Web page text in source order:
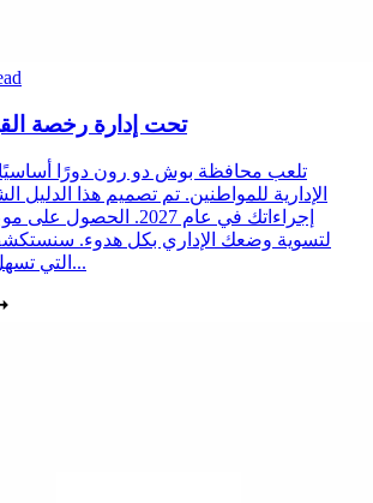
تحت إدارة رخصة
تلعب محافظة بوش دو رون دورًا أساسيًا
الإدارية للمواطنين. تم تصميم هذا
إجراءاتك في عام 2027.
لتسوية وضعك الإداري بكل هدوء. سنستكشف
التي تسهل تفاعلاتك مع الخدم...